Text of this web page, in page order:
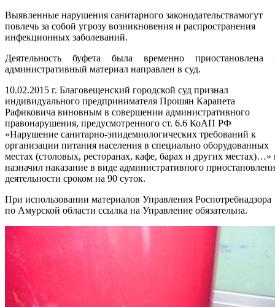
Выявленные нарушения санитарного законодательствамогут
повлечь за собой угрозу возникновения и распространения
инфекционных заболеваний.
Деятельность буфета была временно приостановлена
административный материал направлен в суд.
10.02.2015 г. Благовещенский городской суд признал
индивидуального предпринимателя Прошян Карапета
Рафиковича виновным в совершении административного
правонарушения, предусмотренного ст. 6.6 КоАП РФ
«Нарушение санитарно-эпидемиологических требований к
организации питания населения в специально оборудованных
местах (столовых, ресторанах, кафе, барах и других местах)…»
назначил наказание в виде административного
деятельности сроком на 90 суток.
При использовании материалов Управления Роспотребнадзора
по Амурской области ссылка на Управление обязательна.